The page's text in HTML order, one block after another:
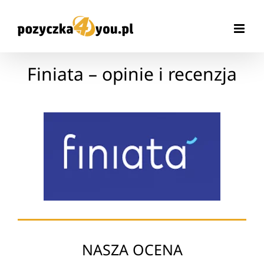
zawartości
Finiata – opinie i recenzja
NASZA OCENA